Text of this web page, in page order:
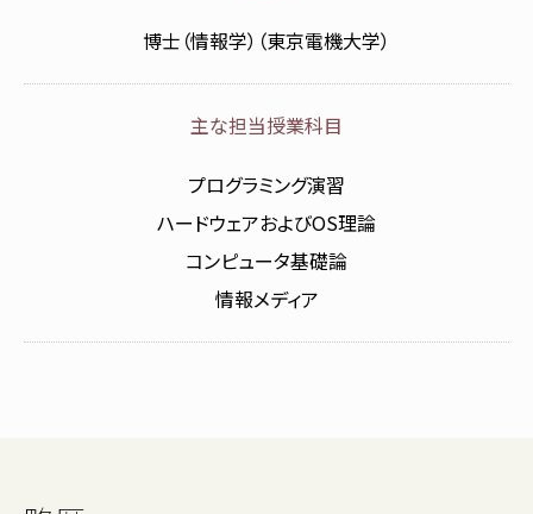
博士（情報学）（東京電機大学）
主な担当授業科目
プログラミング演習
ハードウェアおよびOS理論
コンピュータ基礎論
情報メディア